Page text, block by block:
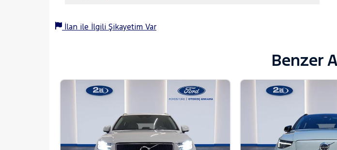
İlan ile İlgili Şikayetim Var
Benzer